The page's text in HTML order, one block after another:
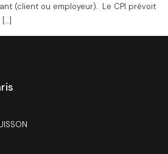
(client ou employeur). Le CPI prévoit